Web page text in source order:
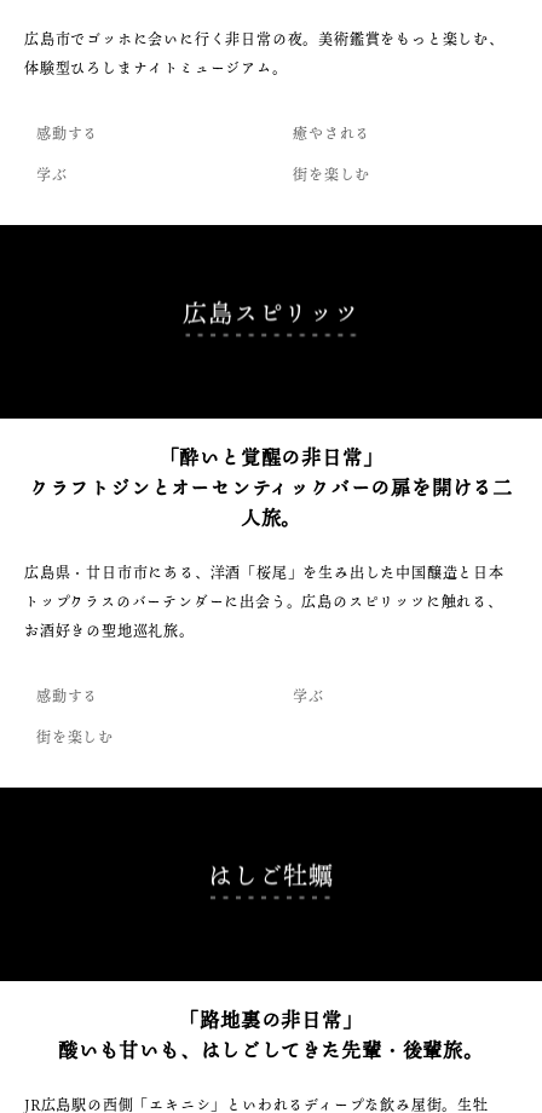
広島市でゴッホに会いに行く非日常の夜。美術鑑賞をもっと楽しむ、
体験型ひろしまナイトミュージアム。
感動する
癒やされる
学ぶ
街を楽しむ
広島スピリッツ
「酔いと覚醒の非日常」
クラフトジンとオーセンティックバーの扉を開ける二
人旅。
広島県・廿日市市にある、洋酒「桜尾」を生み出した中国醸造と日本
トップクラスのバーテンダーに出会う。広島のスピリッツに触れる、
お酒好きの聖地巡礼旅。
感動する
学ぶ
街を楽しむ
はしご牡蠣
「路地裏の非日常」
酸いも甘いも、はしごしてきた先輩・後輩旅。
JR広島駅の西側「エキニシ」といわれるディープな飲み屋街。生牡